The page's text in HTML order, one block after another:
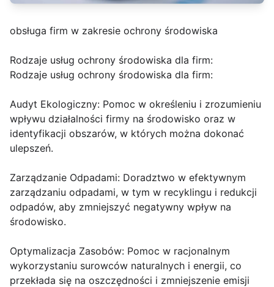
obsługa firm w zakresie ochrony środowiska
Rodzaje usług ochrony środowiska dla firm:
Rodzaje usług ochrony środowiska dla firm:
Audyt Ekologiczny: Pomoc w określeniu i zrozumieniu
wpływu działalności firmy na środowisko oraz w
identyfikacji obszarów, w których można dokonać
ulepszeń.
Zarządzanie Odpadami: Doradztwo w efektywnym
zarządzaniu odpadami, w tym w recyklingu i redukcji
odpadów, aby zmniejszyć negatywny wpływ na
środowisko.
Optymalizacja Zasobów: Pomoc w racjonalnym
wykorzystaniu surowców naturalnych i energii, co
przekłada się na oszczędności i zmniejszenie emisji